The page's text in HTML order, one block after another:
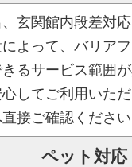
玄関館内段差対応
よって、バリア
るサービス範囲
してご利用いた
接ご確認ください
ペット対応